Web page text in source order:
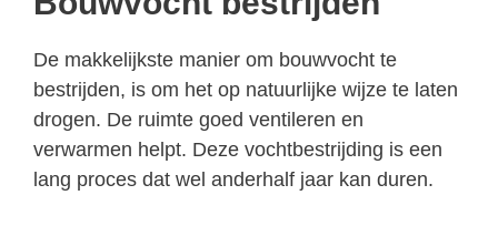
De makkelijkste manier om bouwvocht te
bestrijden, is om het op natuurlijke wijze te laten
drogen. De ruimte goed ventileren en
verwarmen helpt. Deze vochtbestrijding is een
lang proces dat wel anderhalf jaar kan duren.